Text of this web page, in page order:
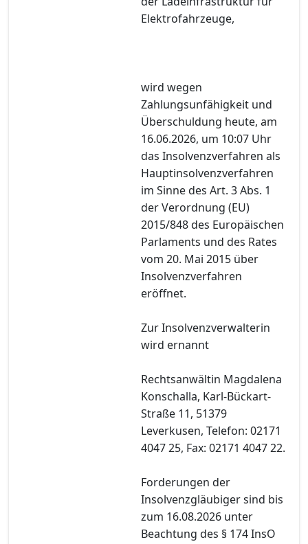
Elektrofahrzeuge,
wird wegen
Zahlungsunfähigkeit und
Überschuldung heute, am
16.06.2026, um 10:07 Uhr
das Insolvenzverfahren als
Hauptinsolvenzverfahren
im Sinne des Art. 3 Abs. 1
der Verordnung (EU)
2015/848 des Europäischen
Parlaments und des Rates
vom 20. Mai 2015 über
Insolvenzverfahren
eröffnet.
Zur Insolvenzverwalterin
wird ernannt
Rechtsanwältin Magdalena
Konschalla, Karl-Bückart-
Straße 11, 51379
Leverkusen, Telefon: 02171
4047 25, Fax: 02171 4047 22.
Forderungen der
Insolvenzgläubiger sind bis
zum 16.08.2026 unter
Beachtung des § 174 InsO